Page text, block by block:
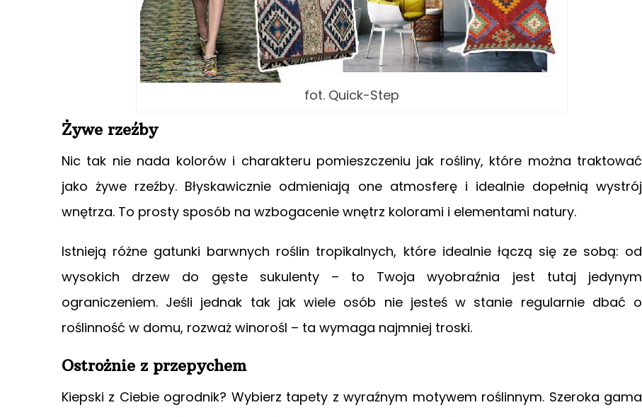
fot. Quick-Step
Żywe rzeźby
Nic tak nie nada kolorów i charakteru pomieszczeniu jak rośliny, które można traktować
jako żywe rzeźby. Błyskawicznie odmieniają one atmosferę i idealnie dopełnią wystrój
wnętrza. To prosty sposób na wzbogacenie wnętrz kolorami i elementami natury.
Istnieją różne gatunki barwnych roślin tropikalnych, które idealnie łączą się ze sobą: od
wysokich drzew do gęste sukulenty – to Twoja wyobraźnia jest tutaj jedynym
ograniczeniem. Jeśli jednak tak jak wiele osób nie jesteś w stanie regularnie dbać o
roślinność w domu, rozważ winorośl – ta wymaga najmniej troski.
Ostrożnie z przepychem
Kiepski z Ciebie ogrodnik? Wybierz tapety z wyraźnym motywem roślinnym. Szeroka gama